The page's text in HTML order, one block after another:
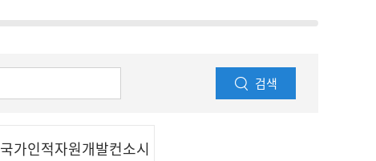
검색
국가인적자원개발컨소시